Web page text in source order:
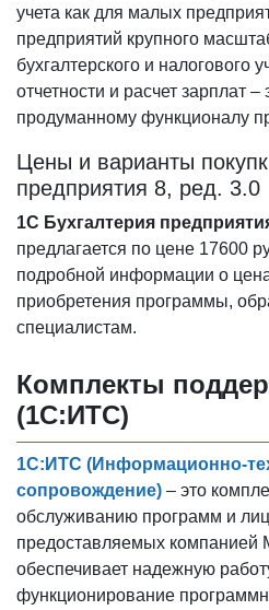
учета как для малых
предприятий крупного
бухгалтерского и налогового
отчетности и расчет зарплат
продуманному функционалу
Цены и варианты
предприятия 8, ред. 3.0
1С Бухгалтерия
предлагается по цене 17600
подробной информации о
приобретения программы,
специалистам.
Комплекты
(1С:ИТС)
1С:ИТС (Информационно-
сопровождение) – это
обслуживанию программ и
предоставляемых компанией
обеспечивает надежную
функционирование